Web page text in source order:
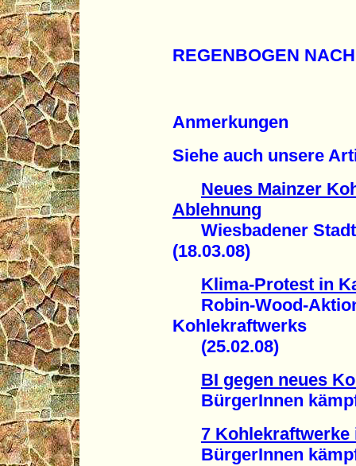
REGENBOGEN
Anmerkungen
Siehe auch unsere
Neues Mainzer
Ablehnung
Wiesbadener
(18.03.08)
Klima-Protest in
Robin-Wood-Aktion
Kohlekraftwerks
(25.02.08)
BI gegen neues
BürgerInnen
7 Kohlekraftwerke
BürgerInnen